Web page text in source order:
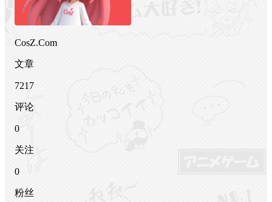
CosZ.Com
文章
7217
评论
0
关注
0
粉丝